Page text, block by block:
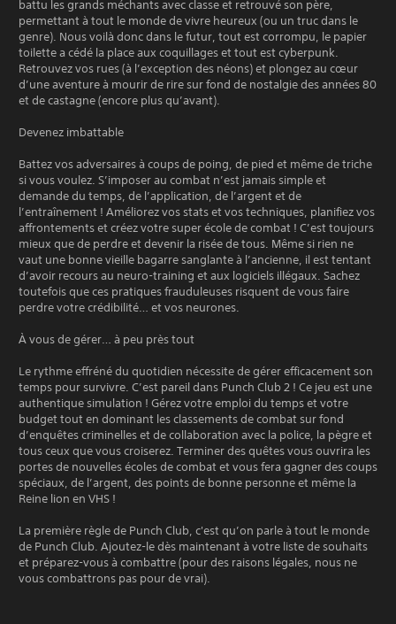
battu les grands méchants avec classe et retrouvé son père,
permettant à tout le monde de vivre heureux (ou un truc dans le
genre). Nous voilà donc dans le futur, tout est corrompu, le papier
toilette a cédé la place aux coquillages et tout est cyberpunk.
Retrouvez vos rues (à l’exception des néons) et plongez au cœur
d’une aventure à mourir de rire sur fond de nostalgie des années 80
et de castagne (encore plus qu’avant).
Devenez imbattable
Battez vos adversaires à coups de poing, de pied et même de triche
si vous voulez. S’imposer au combat n’est jamais simple et
demande du temps, de l’application, de l’argent et de
l’entraînement ! Améliorez vos stats et vos techniques, planifiez vos
affrontements et créez votre super école de combat ! C’est toujours
mieux que de perdre et devenir la risée de tous. Même si rien ne
vaut une bonne vieille bagarre sanglante à l’ancienne, il est tentant
d’avoir recours au neuro-training et aux logiciels illégaux. Sachez
toutefois que ces pratiques frauduleuses risquent de vous faire
perdre votre crédibilité… et vos neurones.
À vous de gérer… à peu près tout
Le rythme effréné du quotidien nécessite de gérer efficacement son
temps pour survivre. C’est pareil dans Punch Club 2 ! Ce jeu est une
authentique simulation ! Gérez votre emploi du temps et votre
budget tout en dominant les classements de combat sur fond
d’enquêtes criminelles et de collaboration avec la police, la pègre et
tous ceux que vous croiserez. Terminer des quêtes vous ouvrira les
portes de nouvelles écoles de combat et vous fera gagner des coups
spéciaux, de l’argent, des points de bonne personne et même la
Reine lion en VHS !
La première règle de Punch Club, c'est qu’on parle à tout le monde
de Punch Club. Ajoutez-le dès maintenant à votre liste de souhaits
et préparez-vous à combattre (pour des raisons légales, nous ne
vous combattrons pas pour de vrai).